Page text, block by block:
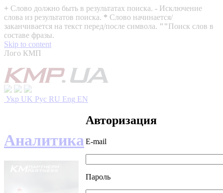
+ Слово должно быть в результатах поиска. - Исключение
слова из результатов поиска. * Слово начинается/
заканчивается на текст перед/после символа. ""Поиск слов в
составе фразы.
Skip to content
Лого КМП
Укр UK Рус RU Eng EN
Авторизация
E-mail
Пароль
Аналитика